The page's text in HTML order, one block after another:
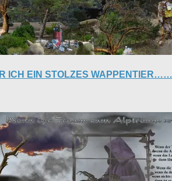
ICH EIN STOLZES WAPPENTIER……